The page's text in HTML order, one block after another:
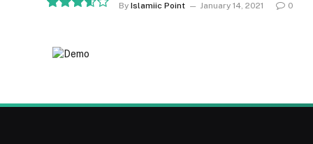
By Islamiic Point January 14, 2021 0